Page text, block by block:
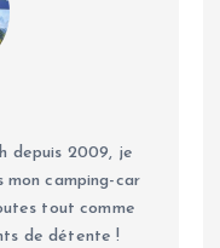
depuis 2009, je
mon camping-car
tout comme
de détente !